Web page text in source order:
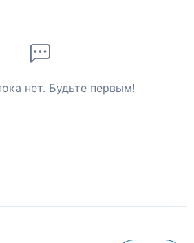
нет. Будьте первым!